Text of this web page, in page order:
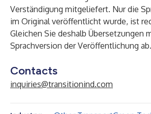
Verständigung mitgeliefert. Nur die
im Original veröffentlicht wurde, ist
Gleichen Sie deshalb Übersetzungen
Sprachversion der Veröffentlichung ab.
Contacts
inquiries@transitionind.com